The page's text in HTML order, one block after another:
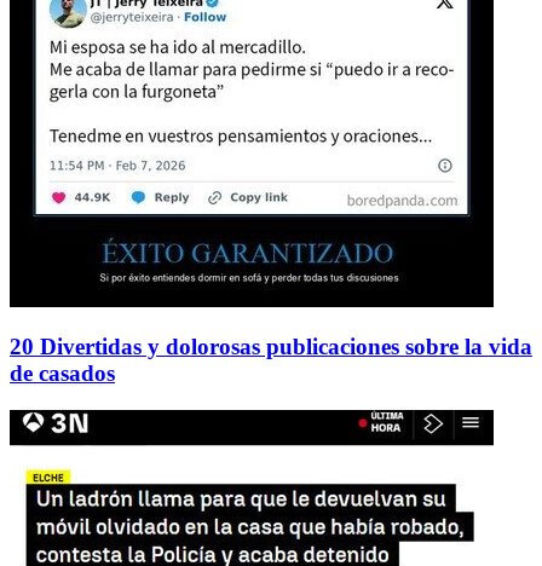
20 Divertidas y dolorosas publicaciones sobre la vida
de casados